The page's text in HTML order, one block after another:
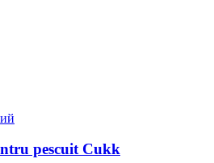
pescuit Cukk